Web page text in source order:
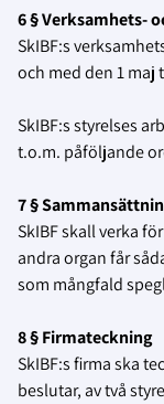
6 § Verksamhets-
SkIBF:s
och med den 1 maj
SkIBF:s styrelses
t.o.m. påföljande
7 §
SkIBFskall verka
andra organ får
som mångfald
8 § Firmateckning
SkIBF:s firma ska
beslutar, av två